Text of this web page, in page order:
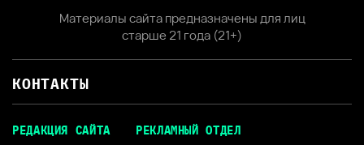
Материалы сайта предназначены для лиц
старше 21 года (21+)
КОНТАКТЫ
РЕДАКЦИЯ САЙТА РЕКЛАМНЫЙ ОТДЕЛ